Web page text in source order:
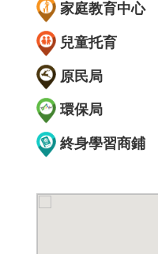
家庭教育中心
兒童托育
原民局
環保局
終身學習商鋪